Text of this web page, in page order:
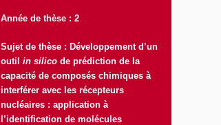
Année de thèse : 2
Sujet de thèse : Développement d’un
outilin silicode prédiction de la
capacité de composés chimiques à
interférer avec les récepteurs
nucléaires : application à
l’identification de molécules